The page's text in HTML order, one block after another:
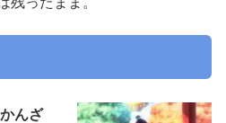
かんざ